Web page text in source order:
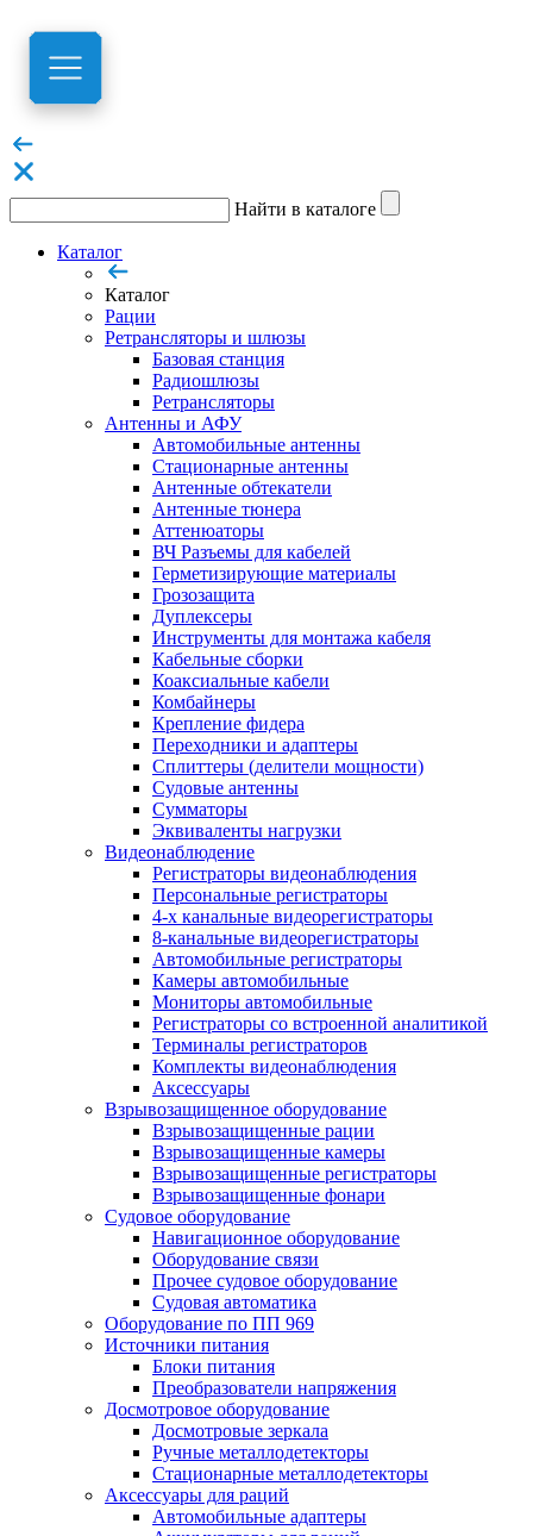
Найти в каталоге
Каталог
Каталог
Рации
Ретрансляторы и шлюзы
Базовая станция
Радиошлюзы
Ретрансляторы
Антенны и АФУ
Автомобильные антенны
Стационарные антенны
Антенные обтекатели
Антенные тюнера
Аттенюаторы
ВЧ Разъемы для кабелей
Герметизирующие материалы
Грозозащита
Дуплексеры
Инструменты для монтажа кабеля
Кабельные сборки
Коаксиальные кабели
Комбайнеры
Крепление фидера
Переходники и адаптеры
Сплиттеры (делители мощности)
Судовые антенны
Сумматоры
Эквиваленты нагрузки
Видеонаблюдение
Регистраторы видеонаблюдения
Персональные регистраторы
4-х канальные видеорегистраторы
8-канальные видеорегистраторы
Автомобильные регистраторы
Камеры автомобильные
Мониторы автомобильные
Регистраторы со встроенной аналитикой
Терминалы регистраторов
Комплекты видеонаблюдения
Аксессуары
Взрывозащищенное оборудование
Взрывозащищенные рации
Взрывозащищенные камеры
Взрывозащищенные регистраторы
Взрывозащищенные фонари
Судовое оборудование
Навигационное оборудование
Оборудование связи
Прочее судовое оборудование
Судовая автоматика
Оборудование по ПП 969
Источники питания
Блоки питания
Преобразователи напряжения
Досмотровое оборудование
Досмотровые зеркала
Ручные металлодетекторы
Стационарные металлодетекторы
Аксессуары для раций
Автомобильные адаптеры